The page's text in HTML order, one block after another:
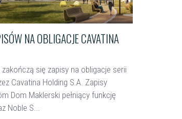
NA OBLIGACJE CAVATINA
się zapisy na obligacje serii
Cavatina Holding S.A. Zapisy
Dom Maklerski pełniący funkcję
Noble S...